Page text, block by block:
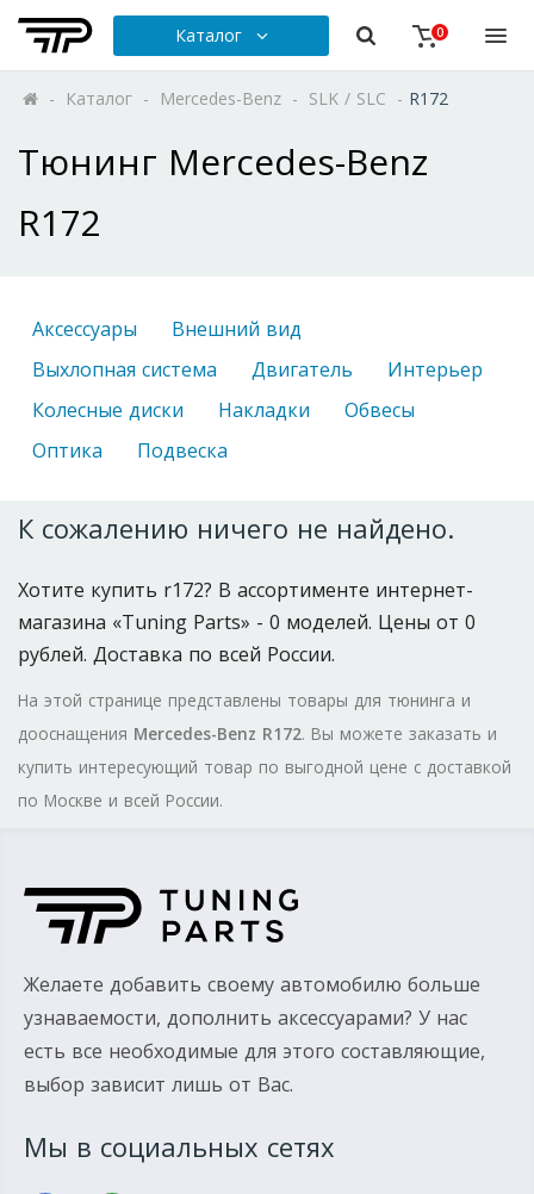
Каталог 0
- Каталог - Mercedes-Benz - SLK / SLC - R172
Тюнинг Mercedes-Benz
R172
Аксессуары
Внешний вид
Выхлопная система
Двигатель
Интерьер
Колесные диски
Накладки
Обвесы
Оптика
Подвеска
К сожалению ничего не найдено.
Хотите купить r172? В ассортименте интернет-
магазина «Tuning Parts» - 0 моделей. Цены от 0
рублей. Доставка по всей России.
На этой странице представлены товары для тюнинга и
дооснащения Mercedes-Benz R172. Вы можете заказать и
купить интересующий товар по выгодной цене с доставкой
по Москве и всей России.
Желаете добавить своему автомобилю больше
узнаваемости, дополнить аксессуарами? У нас
есть все необходимые для этого составляющие,
выбор зависит лишь от Вас.
Мы в социальных сетях